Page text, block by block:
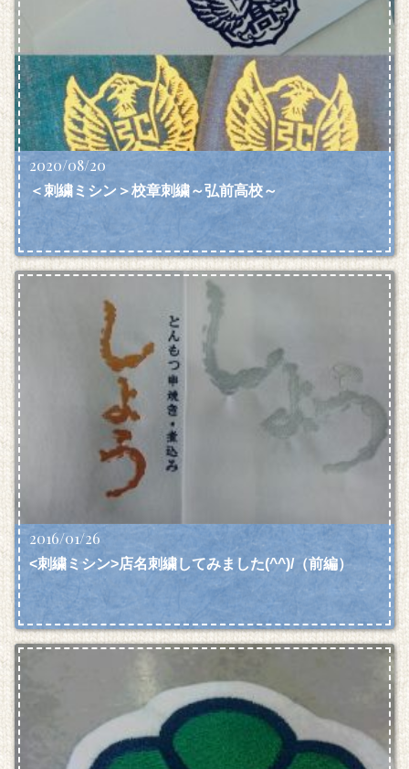
2020/08/20
＜刺繍ミシン＞校章刺繍～弘前高校～
2016/01/26
<刺繍ミシン>店名刺繍してみました(^^)/（前編）